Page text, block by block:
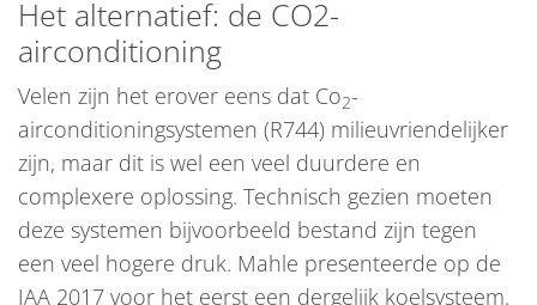
Het alternatief: de CO2-
airconditioning
Velen zijn het erover eens dat Co2-
airconditioningsystemen (R744) milieuvriendelijker
zijn, maar dit is wel een veel duurdere en
complexere oplossing. Technisch gezien moeten
deze systemen bijvoorbeeld bestand zijn tegen
een veel hogere druk. Mahle presenteerde op de
IAA 2017 voor het eerst een dergelijk koelsysteem.